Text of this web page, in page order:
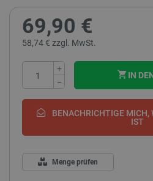
69,90 €
58,74 € zzgl. MwSt.
+
−
IN
BENACHRICHTIGE MICH,
IST
Menge prüfen